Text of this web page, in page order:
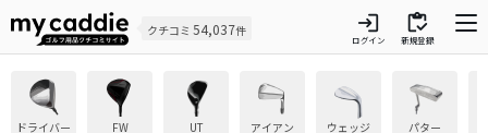
クチコミ 54,037件 login
ログイン
inventory
新規登録
ドライバー FW UT アイアン ウェッジ パター